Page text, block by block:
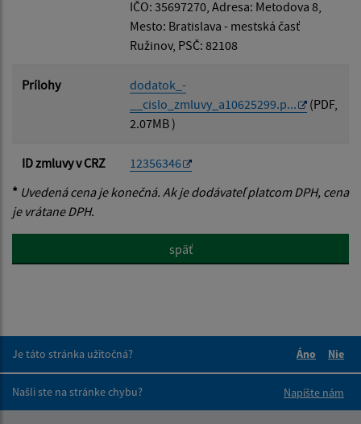
IČO: 35697270, Adresa: Metodova 8,
Mesto: Bratislava - mestská časť
Ružinov, PSČ: 82108
Prílohy
dodatok_-
__cislo_zmluvy_a10625299.p...
(PDF,
2.07MB )
ID zmluvy v CRZ
12356346
* Uvedená cena je konečná. Ak je dodávateľ platcom DPH, cena
je vrátane DPH.
späť
Je táto stránka užitočná?
Áno
Nie
Našli ste na stránke chybu?
Napíšte nám